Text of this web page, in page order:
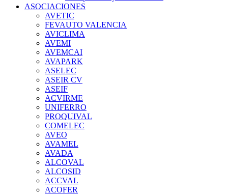
ASOCIACIONES
AVETIC
FEVAUTO VALENCIA
AVICLIMA
AVEMI
AVEMCAI
AVAPARK
ASELEC
ASEIR CV
ASEIF
ACVIRME
UNIFERRO
PROQUIVAL
COMELEC
AVEO
AVAMEL
AVADA
ALCOVAL
ALCOSID
ACCVAL
ACOFER